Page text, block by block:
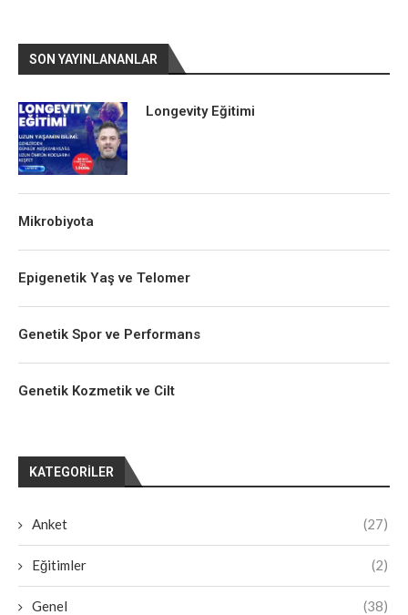
KATEGORILER
Anket (27)
Eğitimler (2)
Genel (38)
SON YAYINLANANLAR
Longevity Eğitimi
Mikrobiyota
Epigenetik Yaş ve Telomer
Genetik Spor ve Performans
Genetik Kozmetik ve Cilt